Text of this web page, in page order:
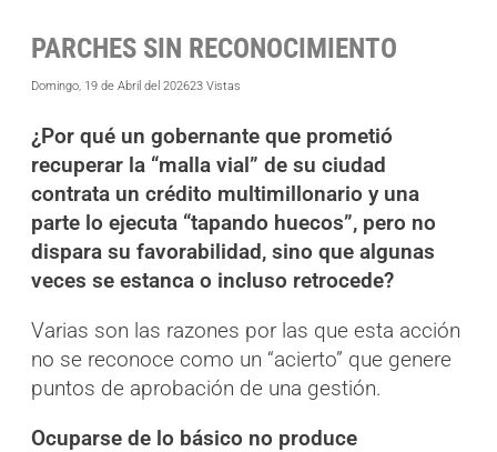
PARCHES SIN RECONOCIMIENTO
Domingo, 19 de Abril del 202623 Vistas
¿Por qué un gobernante que prometió
recuperar la “malla vial” de su ciudad
contrata un crédito multimillonario y una
parte lo ejecuta “tapando huecos”, pero no
dispara su favorabilidad, sino que algunas
veces se estanca o incluso retrocede?
Varias son las razones por las que esta acción
no se reconoce como un “acierto” que genere
puntos de aprobación de una gestión.
Ocuparse de lo básico no produce